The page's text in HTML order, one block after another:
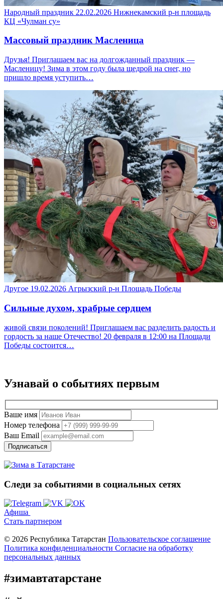
Народный праздник 22.02.2026 Нижнекамский р-н площадь
КЦ «Чулман су»
Массовый праздник Масленица
Друзья! Приглашаем вас на долгожданный праздник —
Масленицу! Зима в этом году была щедрой на снег, но
пришло время уступить…
Другое 19.02.2026 Агрызский р-н Площадь Победы
Сильные духом, храбрые сердцем
живой связи поколений! Приглашаем вас разделить радость и
гордость за наше Отечество! 20 февраля в 12:00 на Площади
Победы состоится…
Узнавай о событиях первым
Ваше имя
Номер телефона
Ваш Email
Подписаться
Следи за событиями в социальных сетях
Афиша
Стать партнером
© 2026 Республика Татарстан Пользовательское соглашение
Политика конфиденциальности Cогласие на обработку
персональных данных
#зимавтатарстане